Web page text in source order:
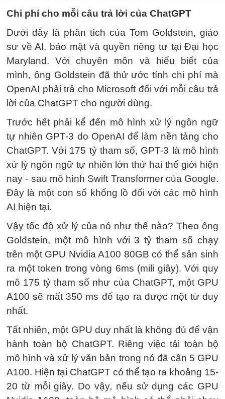
Chi phí cho mỗi câu trả lời của ChatGPT
Dưới đây là phân tích của Tom Goldstein, giáo
sư về AI, bảo mật và quyền riêng tư tại Đại học
Maryland. Với chuyên môn và hiểu biết của
mình, ông Goldstein đã thử ước tính chi phí mà
OpenAI phải trả cho Microsoft đối với mỗi câu trả
lời của ChatGPT cho người dùng.
Trước hết phải kể đến mô hình xử lý ngôn ngữ
tự nhiên GPT-3 do OpenAI để làm nền tảng cho
ChatGPT. Với 175 tỷ tham số, GPT-3 là mô hình
xử lý ngôn ngữ tự nhiên lớn thứ hai thế giới hiện
nay - sau mô hình Swift Transformer của Google.
Đây là một con số khổng lồ đối với các mô hình
AI hiện tại.
Vậy tốc độ xử lý của nó như thế nào? Theo ông
Goldstein, một mô hình với 3 tỷ tham số chạy
trên một GPU Nvidia A100 80GB có thể sản sinh
ra một token trong vòng 6ms (mili giây). Với quy
mô 175 tỷ tham số như của ChatGPT, một GPU
A100 sẽ mất 350 ms để tạo ra được một từ duy
nhất.
Tất nhiên, một GPU duy nhất là không đủ để vận
hành toàn bộ ChatGPT. Riêng việc tải toàn bộ
mô hình và xử lý văn bản trong nó đã cần 5 GPU
A100. Hiện tại ChatGPT có thể tạo ra khoảng 15-
20 từ mỗi giây. Do vậy, nếu sử dụng các GPU